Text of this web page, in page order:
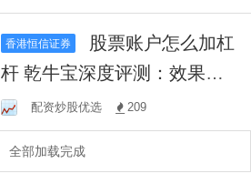
香港恒信证券
杆 乾牛宝深度评测：效果、
安全性与用户体验咋样？全
面解析！
配资炒股优选 209
全部加载完成